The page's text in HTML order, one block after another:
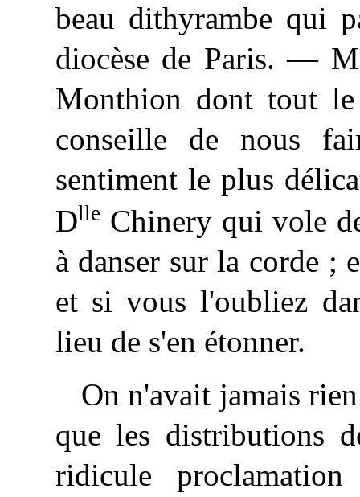
beau dithyrambe qui
diocèse de Paris. —
Monthion dont tout
conseille de nous
sentiment le plus
Dlle Chinery qui vole
à danser sur la corde ;
et si vous l'oubliez
lieu de s'en étonner.
On n'avait jamais
que les distributions
ridicule